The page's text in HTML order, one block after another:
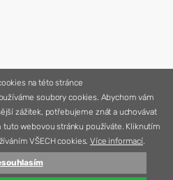
na této stránce
soubory cookies. Abychom vám
zážitek, potřebujeme znát a uchovávat
webovou stránku používáte. Kliknutím
VŠECH cookies.Více informací.